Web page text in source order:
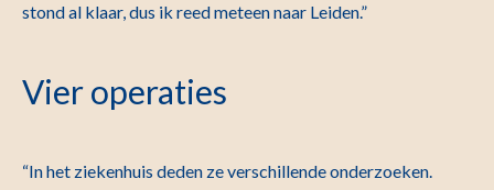
stond al klaar, dus ik reed meteen naar Leiden.”
Vier operaties
“In het ziekenhuis deden ze verschillende onderzoeken.